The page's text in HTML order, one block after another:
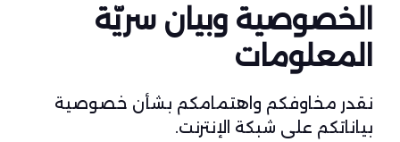
الخصوصية وبيان سريّة
المعلومات
نقدر مخاوفكم واهتمامكم بشأن خصوصية
بياناتكم على شبكة الإنترنت.